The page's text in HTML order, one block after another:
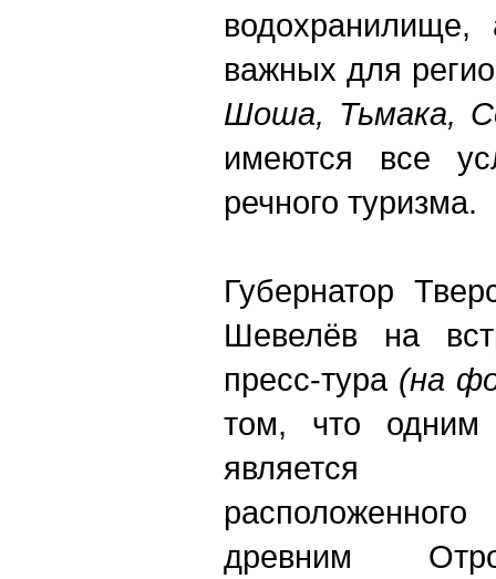
важных для
Шоша, Тьмака,
имеются все
речного туризма.
Губернатор
Шевелёв на
пресс-тура (на
том, что одним
является
древним